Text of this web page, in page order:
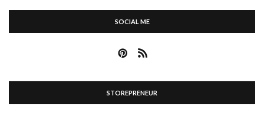
SOCIAL ME
STOREPRENEUR